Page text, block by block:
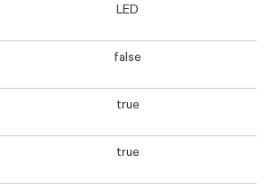
LED
false
true
true